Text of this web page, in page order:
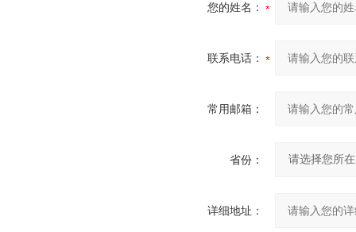
您的姓名：
联系电话：
常用邮箱：
省份：
详细地址：